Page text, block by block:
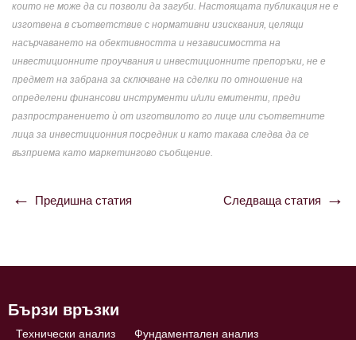
които не може да си позволи да загуби. Настоящата публикация не е
изготвена в съответствие с нормативни изисквания, целящи
насърчаването на обективността и независимостта на
инвестиционните проучвания и инвестиционните препоръки, не е
предмет на забрана за сключване на сделки по отношение на
определени финансови инструменти и/или емитенти, преди
разпространението ѝ от изготвилото го лице или съответните
лица за инвестиционния посредник и като такава следва да се
възприема като маркетингово съобщение.
Навигация
Предишна статия Следваща статия
Бързи връзки
Технически анализ Фундаментален анализ